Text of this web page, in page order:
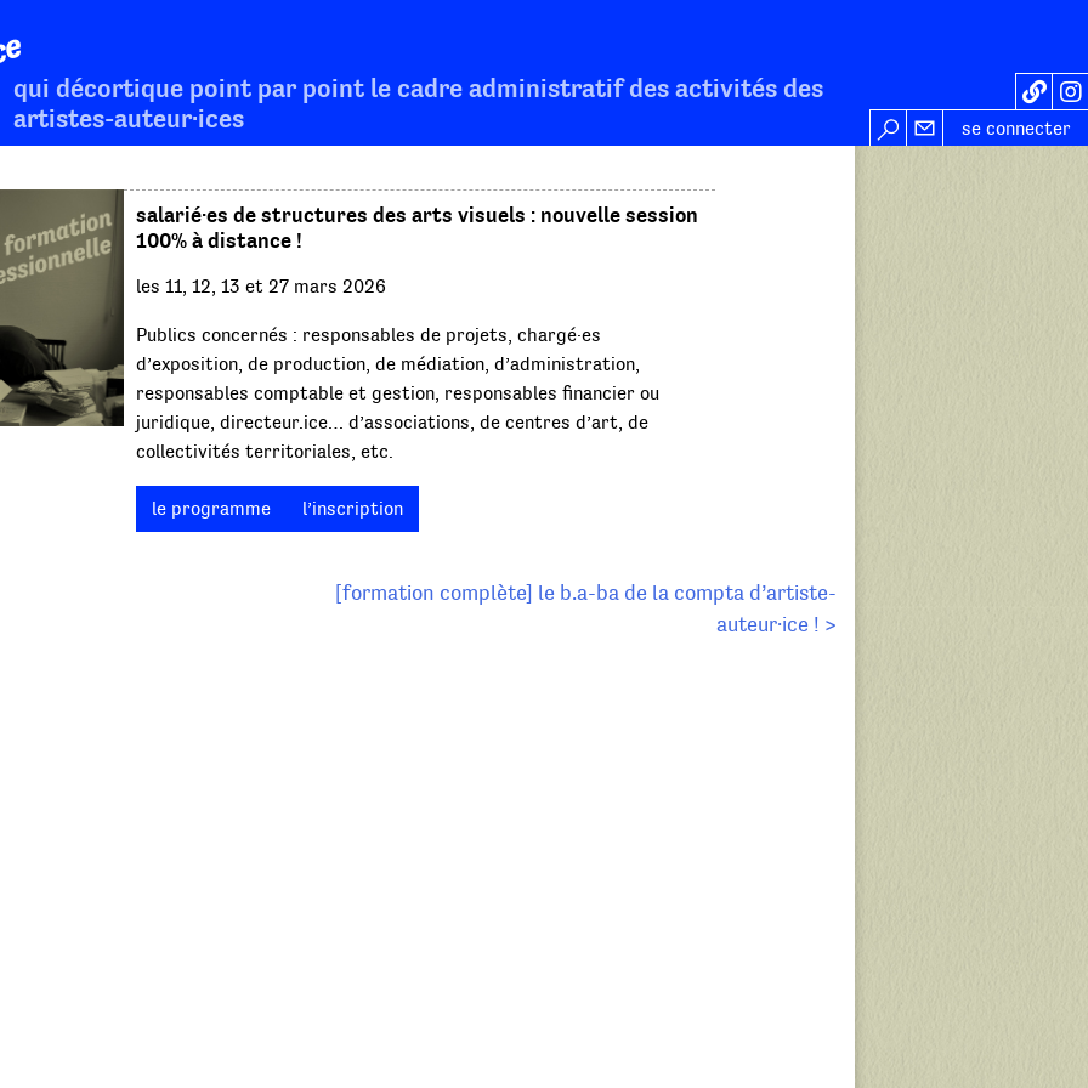
qui décortique point par point le cadre administratif des activités des
artistes-auteur·ices
se connecter
salarié·es de structures des arts visuels : nouvelle session
100% à distance !
les 11, 12, 13 et 27 mars 2026
Publics concernés : responsables de projets, chargé·es
d’exposition, de production, de médiation, d’administration,
responsables comptable et gestion, responsables financier ou
juridique, directeur.ice… d’associations, de centres d’art, de
collectivités territoriales, etc.
le programme l’inscription
[formation complète] le b.a-ba de la compta d’artiste-
auteur·ice ! >